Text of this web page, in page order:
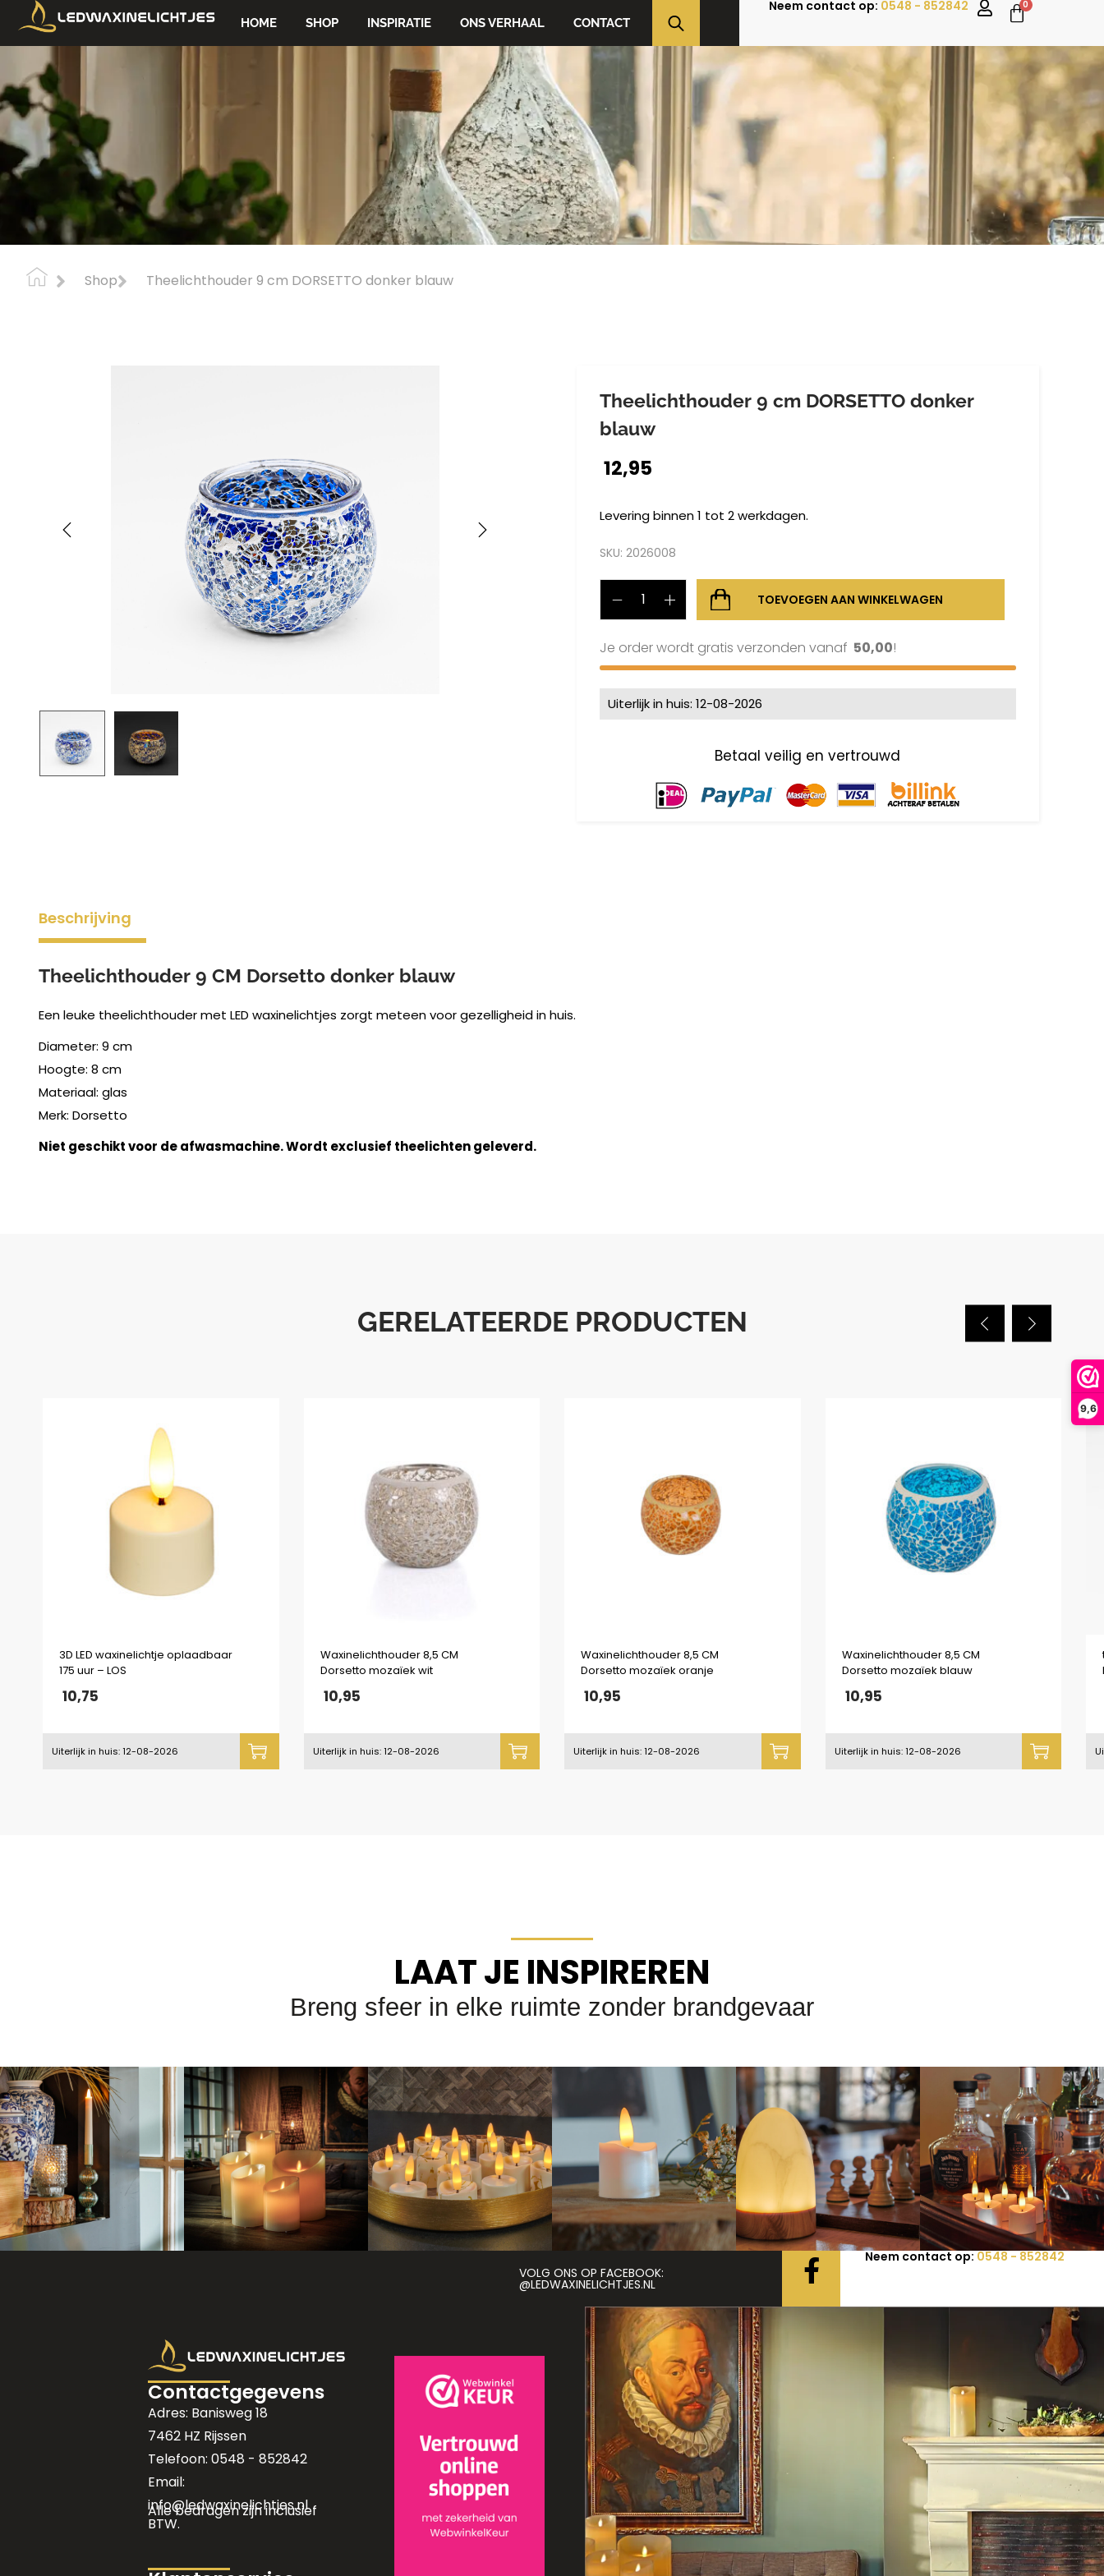
9,6
HOME SHOP INSPIRATIE ONS VERHAAL CONTACT
Neem contact op: 0548 - 852842 0
Shop Theelichthouder 9 cm DORSETTO donker blauw
Theelichthouder 9 cm DORSETTO donker
blauw
12,95
Levering binnen 1 tot 2 werkdagen.
SKU: 2026008
TOEVOEGEN AAN WINKELWAGEN
Je order wordt gratis verzonden vanaf 50,00!
Uiterlijk in huis: 12-08-2026
Beschrijving
Theelichthouder 9 CM Dorsetto donker blauw
Een leuke theelichthouder met LED waxinelichtjes zorgt meteen voor gezelligheid in huis.
Diameter: 9 cm
Hoogte: 8 cm
Materiaal: glas
Merk: Dorsetto
Niet geschikt voor de afwasmachine. Wordt exclusief theelichten geleverd.
GERELATEERDE PRODUCTEN
3D LED waxinelichtje oplaadbaar
175 uur – LOS
10,75
Uiterlijk in huis: 12-08-2026
Waxinelichthouder 8,5 CM
Dorsetto mozaïek wit
10,95
Uiterlijk in huis: 12-08-2026
Waxinelichthouder 8,5 CM
Dorsetto mozaïek oranje
10,95
Uiterlijk in huis: 12-08-2026
Waxinelichthouder 8,5 CM
Dorsetto mozaïek blauw
10,95
Uiterlijk in huis: 12-08-2026
LAAT JE INSPIREREN
Breng sfeer in elke ruimte zonder brandgevaar
VOLG ONS OP FACEBOOK:
@LEDWAXINELICHTJES.NL
Neem contact op:0548 - 852842
Contactgegevens
Adres: Banisweg 18
7462 HZ Rijssen
Telefoon: 0548 - 852842
Email:
info@ledwaxinelichtjes.nl
Alle bedragen zijn inclusief
BTW.